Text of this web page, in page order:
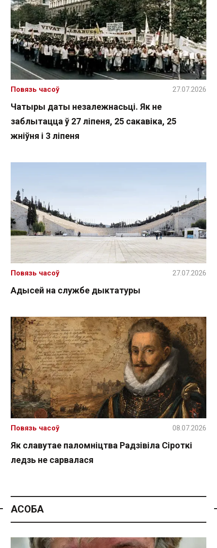
Чатыры даты незалежнасьці. Як не
заблытацца ў 27 ліпеня, 25 сакавіка, 25
жніўня і 3 ліпеня
Повязь часоў 27.07.2026
Адысей на службе дыктатуры
Повязь часоў 27.07.2026
Як славутае паломніцтва Радзівіла Сіроткі
ледзь не сарвалася
Повязь часоў 08.07.2026
АСОБА